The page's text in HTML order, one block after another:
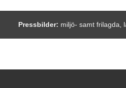
Pressbilder: miljö- samt frilagda,